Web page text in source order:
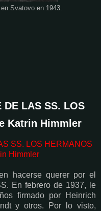
Svatovo en 1943.
DE LAS SS. LOS
Katrin Himmler
SS. LOS HERMANOS
Himmler
hacerse querer por el
En febrero de 1937, le
firmado por Heinrich
y otros. Por lo visto,